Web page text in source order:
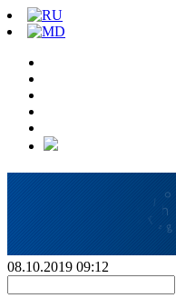
08.10.2019 09:12